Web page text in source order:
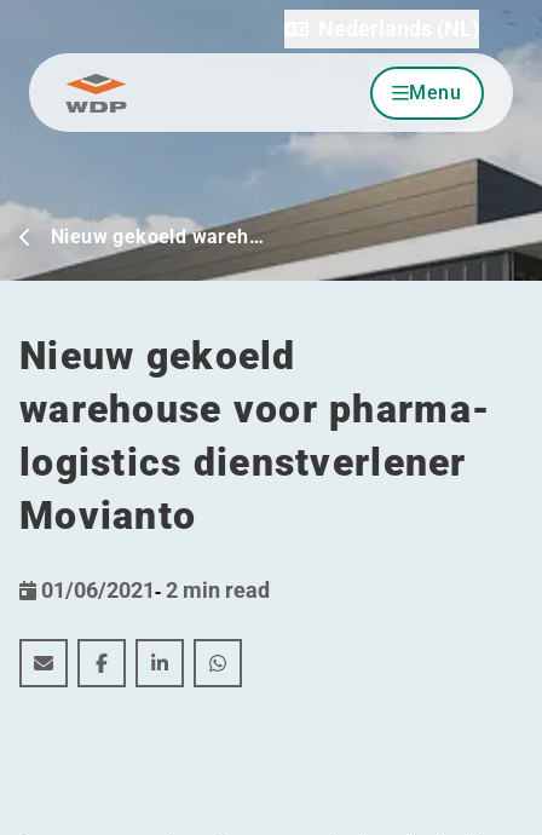
Ga naar inhoud Menu
Nieuw gekoeld wareh…
Nieuw gekoeld
warehouse voor pharma-
logistics dienstverlener
Movianto
01/06/2021-2 min read
Nieuw gekoeld warehouse voor pharma-logistics
Nieuw gekoeld warehouse voor pharma-
Nieuw gekoeld warehouse voor
Nieuw gekoeld warehouse voor